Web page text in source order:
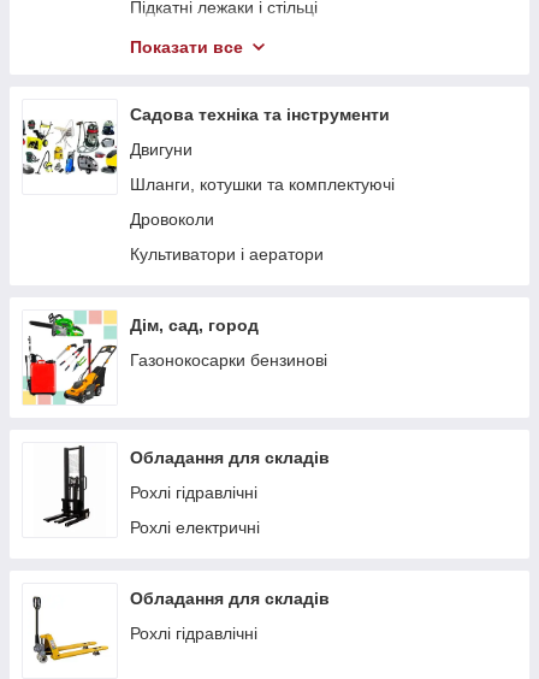
Підкaтні лeжaки і cтільці
Траверси для двигуна
Показати все
Садова техніка та інструменти
Двигуни
Шланги, котушки та комплектуючі
Дровоколи
Культиватори і аератори
Дім, сад, город
Газонокосарки бензинові
Обладання для складів
Рохлі гідравлічні
Рохлі електричні
Обладання для складів
Рохлі гідравлічні